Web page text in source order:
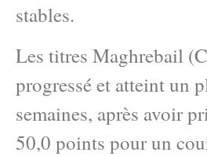
stables.
Les titres Maghrebail
progressé et atteint un
semaines, après avoir
50,0 points pour un